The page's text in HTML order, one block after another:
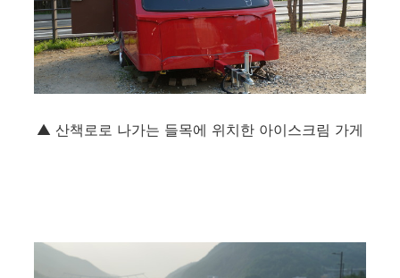
▲ 산책로로 나가는 들목에 위치한 아이스크림 가게